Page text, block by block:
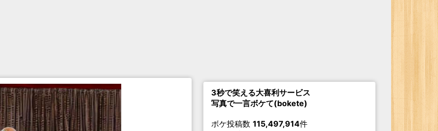
3秒で笑える大喜利サービス
写真で一言ボケて(bokete)
ボケ投稿数 115,497,914件